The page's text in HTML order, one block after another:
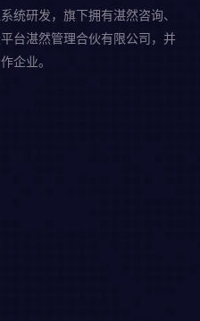
统研发，旗下拥有湛然咨询、
台湛然管理合伙有限公司，并
企业。